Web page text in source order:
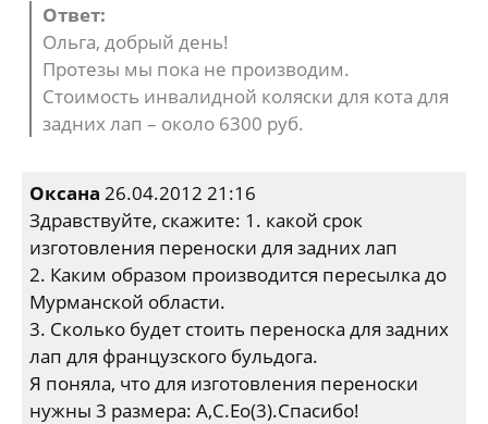
Ответ:
Ольга, добрый день!
Протезы мы пока не производим.
Стоимость инвалидной коляски для кота для
задних лап – около 6300 руб.
Оксана 26.04.2012 21:16
Здравствуйте, скажите: 1. какой срок
изготовления переноски для задних лап
2. Каким образом производится пересылка до
Мурманской области.
3. Сколько будет стоить переноска для задних
лап для французского бульдога.
Я поняла, что для изготовления переноски
нужны 3 размера: А,С.Ео(3).Спасибо!